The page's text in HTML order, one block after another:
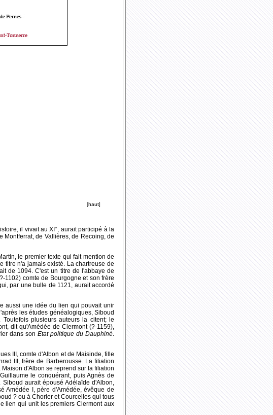
[haut]
, il vivait au XI°, aurait participé à la
Montferrat, de Vallières, de Recoing, de
le premier texte qui fait mention de
titre n'a jamais existé. La chartreuse de
de 1094. C'est un titre de l'abbaye de
1102) comte de Bourgogne et son frère
par une bulle de 1121, aurait accordé
aussi une idée du lien qui pouvait unir
les études généalogiques, Siboud
plusieurs auteurs la citent; le
dit qu'Amédée de Clermont (?-1159),
dans son Etat politique du Dauphiné.
III, comte d'Albon et de Maisinde, fille
III, frère de Barberousse. La filiation
d'Albon se reprend sur la filiation
le conquérant, puis Agnès de
aurait épousé Adélaïde d'Albon,
Amédée I, père d'Amédée, évêque de
? ou à Chorier et Courcelles qui tous
lien qui unit les premiers Clermont aux